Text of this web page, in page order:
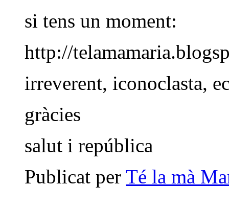
si tens un moment:
http://
irreverent, iconoclasta,
gràcies
salut i república
Publicat per Té la mà